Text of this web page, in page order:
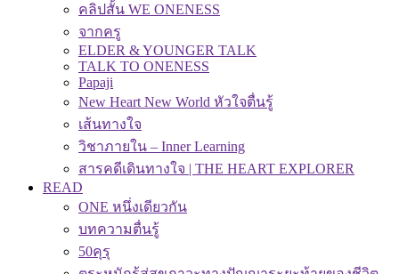
คลิปสั้น WE ONENESS
จากครู
ELDER & YOUNGER TALK
TALK TO ONENESS
Papaji
New Heart New World หัวใจตื่นรู้
เส้นทางใจ
วิชาภายใน – Inner Learning
สารคดีเดินทางใจ | THE HEART EXPLORER
READ
ONE หนึ่งเดียวกัน
บทความตื่นรู้
50คุรุ